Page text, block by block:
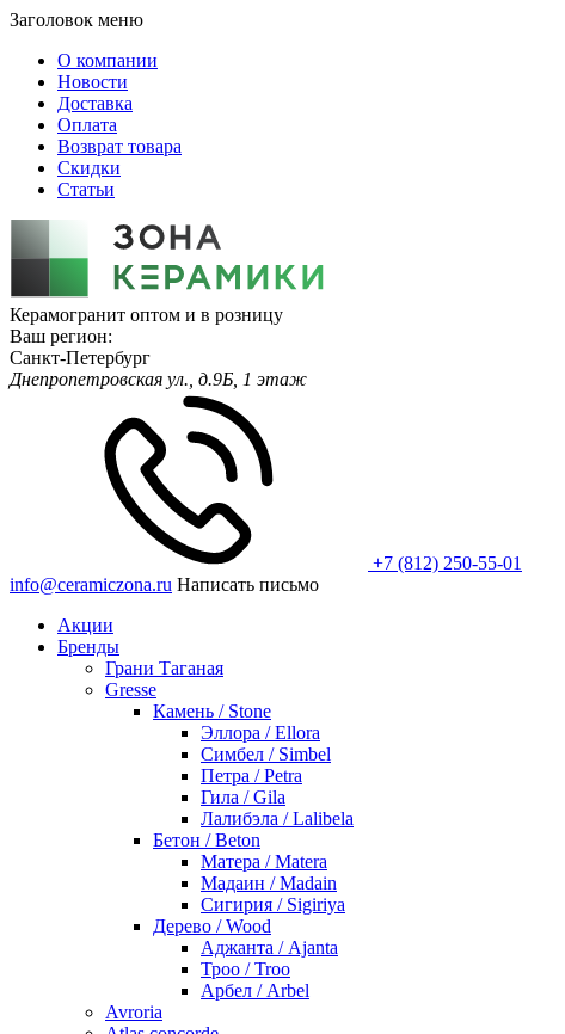
Заголовок меню
О компании
Новости
Доставка
Оплата
Возврат товара
Скидки
Статьи
Керамогранит оптом и в розницу
Ваш регион:
Санкт-Петербург
Днепропетровская ул., д.9Б, 1 этаж
+7 (812) 250-55-01
info@ceramiczona.ru Написать письмо
Акции
Бренды
Грани Таганая
Gresse
Камень / Stone
Эллора / Ellora
Симбел / Simbel
Петра / Petra
Гила / Gila
Лалибэла / Lalibela
Бетон / Beton
Матера / Matera
Мадаин / Madain
Сигирия / Sigiriya
Дерево / Wood
Аджанта / Ajanta
Троо / Troo
Арбел / Arbel
Avroria